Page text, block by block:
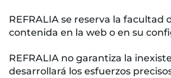
REFRALIA se reserva la
contenida en la web o en su
REFRALIA no garantiza la
desarrollará los esfuerzos